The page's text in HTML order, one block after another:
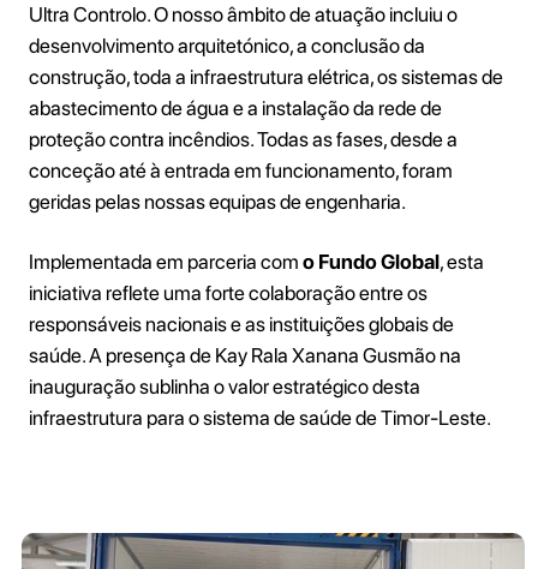
Ultra Controlo. O nosso âmbito de atuação incluiu o
desenvolvimento arquitetónico, a conclusão da
construção, toda a infraestrutura elétrica, os sistemas de
abastecimento de água e a instalação da rede de
proteção contra incêndios. Todas as fases, desde a
conceção até à entrada em funcionamento, foram
geridas pelas nossas equipas de engenharia.
Implementada em parceria com o Fundo Global, esta
iniciativa reflete uma forte colaboração entre os
responsáveis nacionais e as instituições globais de
saúde. A presença de Kay Rala Xanana Gusmão na
inauguração sublinha o valor estratégico desta
infraestrutura para o sistema de saúde de Timor-Leste.